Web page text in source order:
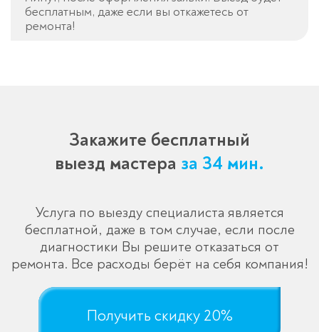
бесплатным, даже если вы откажетесь от
ремонта!
Закажите бесплатный
выезд мастера за 34 мин.
Услуга по выезду специалиста является
бесплатной, даже в том случае, если после
диагностики Вы решите отказаться от
ремонта. Все расходы берёт на себя компания!
Получить скидку 20%